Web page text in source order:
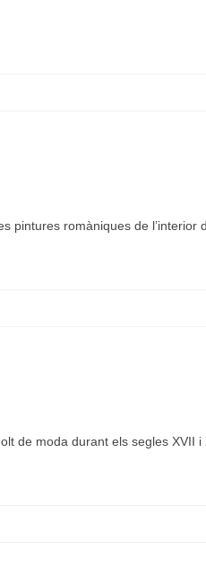
romàniques de l’interior
de moda durant els segles XVII i